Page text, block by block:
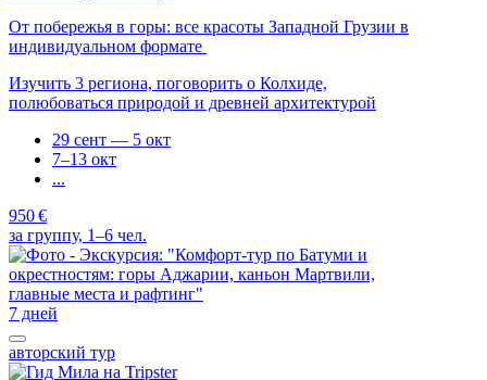
От побережья в горы: все красоты Западной Грузии в
индивидуальном формате
Изучить 3 региона, поговорить о Колхиде,
полюбоваться природой и древней архитектурой
29 сент — 5 окт
7–13 окт
...
950 €
за группу, 1–6 чел.
7 дней
авторский тур